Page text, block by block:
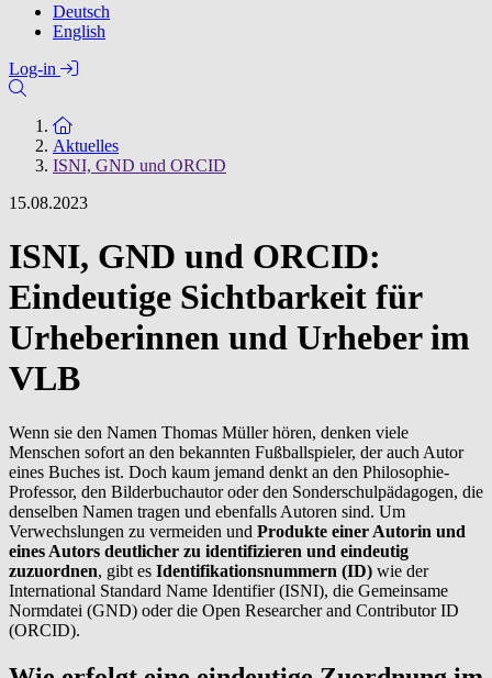
Deutsch
English
Log-in
Zur Startseite
Aktuelles
ISNI, GND und ORCID
15.08.2023
ISNI, GND und ORCID:
Eindeutige Sichtbarkeit für
Urheberinnen und Urheber im
VLB
Wenn sie den Namen Thomas Müller hören, denken viele
Menschen sofort an den bekannten Fußballspieler, der auch Autor
eines Buches ist. Doch kaum jemand denkt an den Philosophie-
Professor, den Bilderbuchautor oder den Sonderschulpädagogen, die
denselben Namen tragen und ebenfalls Autoren sind. Um
Verwechslungen zu vermeiden und Produkte einer Autorin und
eines Autors deutlicher zu identifizieren und eindeutig
zuzuordnen, gibt es Identifikationsnummern (ID) wie der
International Standard Name Identifier (ISNI), die Gemeinsame
Normdatei (GND) oder die Open Researcher and Contributor ID
(ORCID).